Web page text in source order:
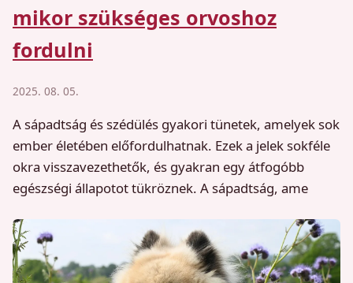
mikor szükséges orvoshoz
fordulni
2025. 08. 05.
A sápadtság és szédülés gyakori tünetek, amelyek sok
ember életében előfordulhatnak. Ezek a jelek sokféle
okra visszavezethetők, és gyakran egy átfogóbb
egészségi állapotot tükröznek. A sápadtság, ame